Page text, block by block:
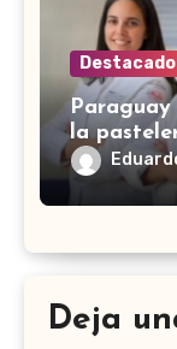
Destacado
la
Deja